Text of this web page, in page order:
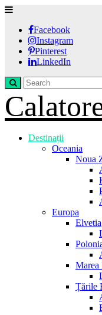
Facebook
Instagram
Pinterest
LinkedIn
Destinații
Oceania
Noua
Europa
Elvetia
Marea
Țările